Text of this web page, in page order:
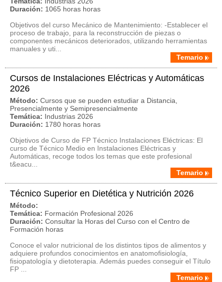
Duración: 1065 horas horas
Objetivos del curso Mecánico de Mantenimiento: -Establecer el
proceso de trabajo, para la reconstrucción de piezas o
componentes mecánicos deteriorados, utilizando herramientas
manuales y uti...
Temario
Cursos de Instalaciones Eléctricas y Automáticas
2026
Método: Cursos que se pueden estudiar a Distancia,
Presencialmente y Semipresencialmente
Temática: Industrias 2026
Duración: 1780 horas horas
Objetivos de Curso de FP Técnico Instalaciones Eléctricas: El
curso de Técnico Medio en Instalaciones Eléctricas y
Automáticas, recoge todos los temas que este profesional
t&eacu...
Temario
Técnico Superior en Dietética y Nutrición 2026
Método:
Temática: Formación Profesional 2026
Duración: Consultar la Horas del Curso con el Centro de
Formación horas
Conoce el valor nutricional de los distintos tipos de alimentos y
adquiere profundos conocimientos en anatomofisiología,
fisiopatología y dietoterapia. Además puedes conseguir el Título
FP ...
Temario